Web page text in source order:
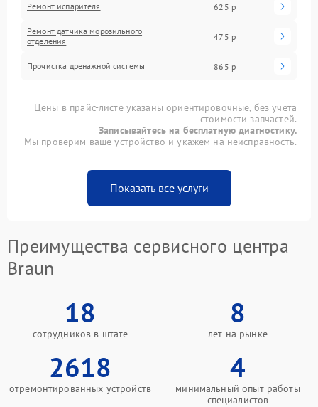
Ремонт испарителя 625 р
Ремонт датчика морозильного
отделения
475 р
Прочистка дренажной системы 865 р
Цены в прайс-листе указаны ориентировочные, без учета
стоимости запчастей.
Записывайтесь на бесплатную диагностику.
Мы проверим ваше устройство и укажем на неисправность.
Показать все услуги
Преимущества сервисного центра
Braun
18
сотрудников в штате
8
лет на рынке
2618
отремонтированных устройств
4
минимальный опыт работы
специалистов